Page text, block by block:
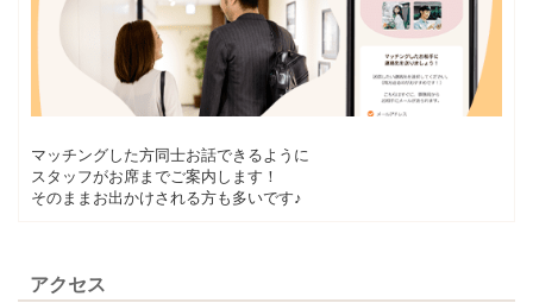
マッチングした方同士お話できるように
スタッフがお席までご案内します！
そのままお出かけされる方も多いです♪
アクセス